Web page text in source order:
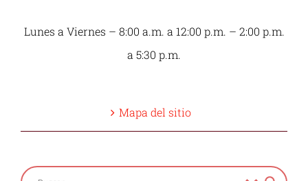
Lunes a Viernes – 8:00 a.m. a 12:00 p.m. – 2:00 p.m.
a 5:30 p.m.
Mapa del sitio